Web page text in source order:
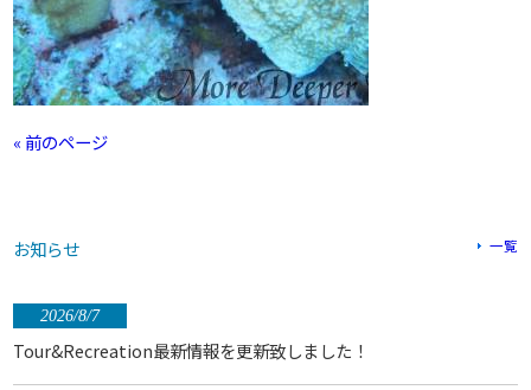
« 前のページ
お知らせ 一覧
2026/8/7
Tour&Recreation最新情報を更新致しました！